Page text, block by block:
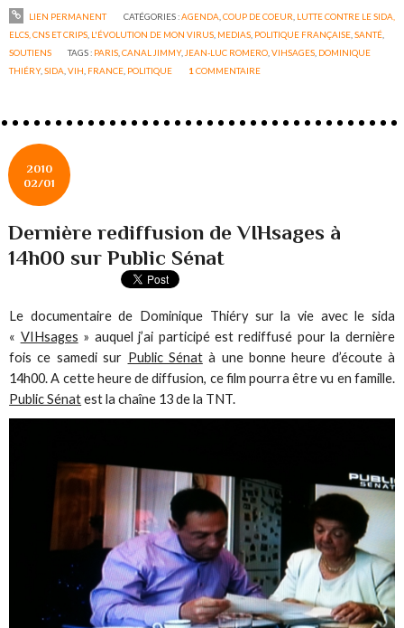
LIEN PERMANENT CATÉGORIES :AGENDA COUP DE COEUR LUTTE CONTRE LE SIDA,
ELCS, CNS ET CRIPS L'ÉVOLUTION DE MON VIRUS MEDIAS POLITIQUE FRANÇAISE ,SANTÉ
SOUTIENS
TAGS : PARIS ,CANAL JIMMY, JEAN-LUC ROMERO ,VIHSAGES DOMINIQUE
THIÉRY,SIDA ,VIH FRANCE POLITIQUE 1 COMMENTAIRE
2010
02/01
Dernière rediffusion de VIHsages à
14h00 sur Public Sénat
Le documentaire de Dominique Thiéry sur la vie avec le sida
« VIHsages » auquel j’ai participé est rediffusé pour la dernière
fois ce samedi sur Public Sénatà une bonne heure d’écoute à
14h00. A cette heure de diffusion, ce film pourra être vu en famille.
Public Sénatest la chaîne 13 de la TNT.